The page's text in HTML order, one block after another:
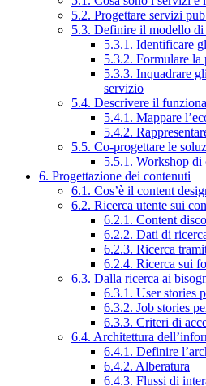
5.2. Progettare servizi
5.3. Definire il modello di
5.3.1. Identificare
5.3.2. Formulare la
5.3.3. Inquadrare
servizio
5.4. Descrivere il
5.4.1. Mappare
5.4.2.
5.5. Co-progettare le
5.5.1. Workshop di
6. Progettazione dei contenuti
6.1. Cos’è il content
6.2. Ricerca utente sui
6.2.1. Content
6.2.2. Dati di
6.2.3. Ricerca
6.2.4. Ricerca sui
6.3. Dalla ricerca ai
6.3.1. User stories
6.3.2. Job stories
6.3.3. Criteri di
6.4. Architettura
6.4.1. Definire
6.4.2. Alberatura
6.4.3. Flussi di